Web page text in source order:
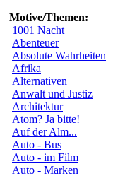
Motive/Themen:
1001 Nacht
Abenteuer
Absolute Wahrheiten
Afrika
Alternativen
Anwalt und Justiz
Architektur
Atom? Ja bitte!
Auf der Alm...
Auto - Bus
Auto - im Film
Auto - Marken